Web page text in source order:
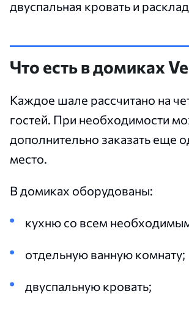
двуспальная кровать и
Что есть в домиках
Каждое шале рассчитано на
гостей. При необходимости
дополнительно заказать еще
место.
В домиках оборудованы:
кухню со всем
отдельную ванную комнату;
двуспальную кровать;